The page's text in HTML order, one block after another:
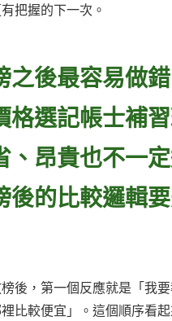
把握的下一次。
之後最容易做
格選記帳士補
、昂貴也不一定
後的比較邏輯
後，第一個反應就是「我
比較便宜」。這個順序看起